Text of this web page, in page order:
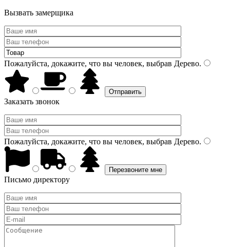
Вызвать замерщика
Пожалуйста, докажите, что вы человек, выбрав Дерево.
Заказать звонок
Пожалуйста, докажите, что вы человек, выбрав Дерево.
Письмо директору